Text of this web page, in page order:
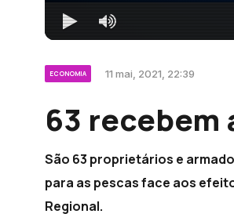
ECONOMIA 11 mai, 2021, 22:39
63
São 63 proprietários e
para as pescas face aos
Regional.